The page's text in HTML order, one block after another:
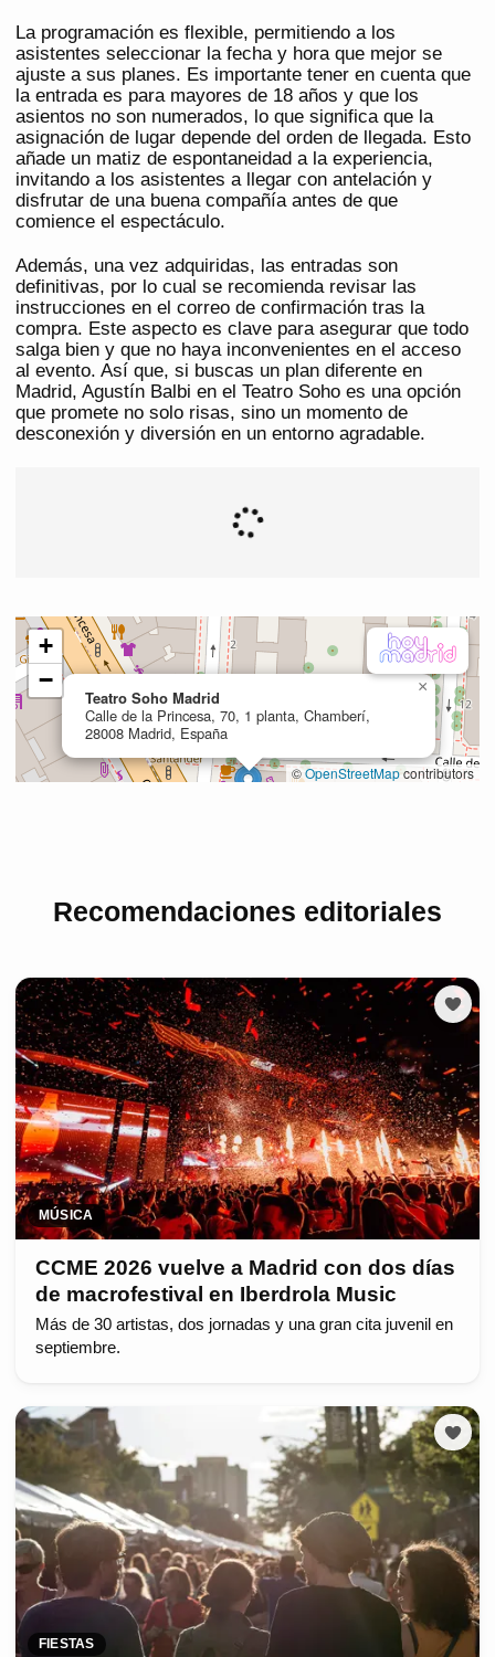
La programación es flexible, permitiendo a los
asistentes seleccionar la fecha y hora que mejor se
ajuste a sus planes. Es importante tener en cuenta que
la entrada es para mayores de 18 años y que los
asientos no son numerados, lo que significa que la
asignación de lugar depende del orden de llegada. Esto
añade un matiz de espontaneidad a la experiencia,
invitando a los asistentes a llegar con antelación y
disfrutar de una buena compañía antes de que
comience el espectáculo.
Además, una vez adquiridas, las entradas son
definitivas, por lo cual se recomienda revisar las
instrucciones en el correo de confirmación tras la
compra. Este aspecto es clave para asegurar que todo
salga bien y que no haya inconvenientes en el acceso
al evento. Así que, si buscas un plan diferente en
Madrid, Agustín Balbi en el Teatro Soho es una opción
que promete no solo risas, sino un momento de
desconexión y diversión en un entorno agradable.
Recomendaciones editoriales
MÚSICA
CCME 2026 vuelve a Madrid con dos días
de macrofestival en Iberdrola Music
Más de 30 artistas, dos jornadas y una gran cita juvenil en
septiembre.
FIESTAS